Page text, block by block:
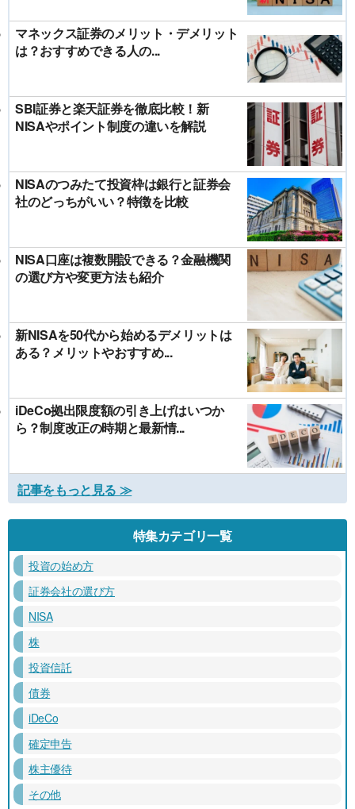
マネックス証券のメリット・デメリット
は？おすすめできる人の...
SBI証券と楽天証券を徹底比較！新
NISAやポイント制度の違いを解説
NISAのつみたて投資枠は銀行と証券会
社のどっちがいい？特徴を比較
NISA口座は複数開設できる？金融機関
の選び方や変更方法も紹介
新NISAを50代から始めるデメリットは
ある？メリットやおすすめ...
iDeCo拠出限度額の引き上げはいつか
ら？制度改正の時期と最新情...
記事をもっと見る ≫
特集カテゴリ一覧
投資の始め方
証券会社の選び方
NISA
株
投資信託
債券
iDeCo
確定申告
株主優待
その他